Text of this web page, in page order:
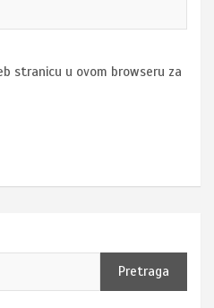
stranicu u ovom browseru za
Pretraga